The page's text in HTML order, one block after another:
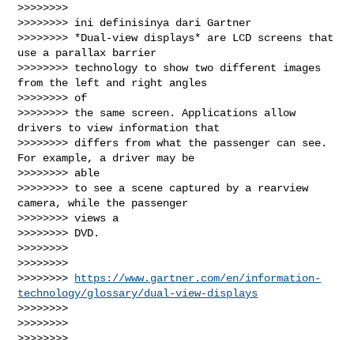
>>>>>>>>
>>>>>>>> ini definisinya dari Gartner
>>>>>>>> *Dual-view displays* are LCD screens that
use a parallax barrier
>>>>>>>> technology to show two different images
from the left and right angles
>>>>>>>> of
>>>>>>>> the same screen. Applications allow
drivers to view information that
>>>>>>>> differs from what the passenger can see.
For example, a driver may be
>>>>>>>> able
>>>>>>>> to see a scene captured by a rearview
camera, while the passenger
>>>>>>>> views a
>>>>>>>> DVD.
>>>>>>>>
>>>>>>>>
>>>>>>>>
https://www.gartner.com/en/information-
technology/glossary/dual-view-displays
>>>>>>>>
>>>>>>>>